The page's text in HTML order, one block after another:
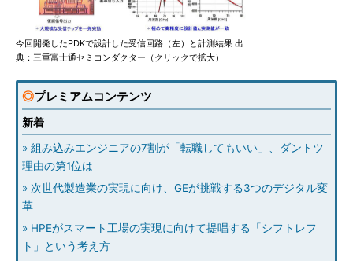
今回開発したPDKで設計した受信回路（左）と計測結果 出
典：三重富士通セミコンダクター（クリックで拡大）
◎プレミアムコンテンツ
新着
» 組み込みエンジニアの7割が「転職してもいい」、ダントツ
理由の第1位は
» 次世代製造業の実現に向け、GEが挑戦する3つのデジタル変
革
» HPEがスマート工場の実現に向けて提唱する「シフトレフ
ト」という考え方